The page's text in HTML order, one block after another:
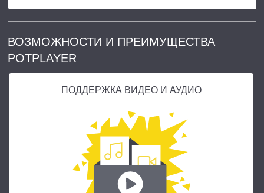
ВОЗМОЖНОСТИ И ПРЕИМУЩЕСТВА
POTPLAYER
ПОДДЕРЖКА ВИДЕО И АУДИО